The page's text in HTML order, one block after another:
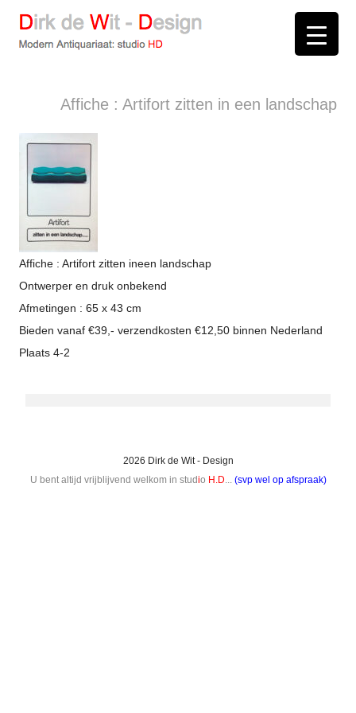
Dirk de Wit - Design
Modern Antiquariaat: studio HD
Affiche : Artifort zitten in een landschap
Affiche : Artifort zitten ineen landschap
Ontwerper en druk onbekend
Afmetingen : 65 x 43 cm
Bieden vanaf €39,- verzendkosten €12,50 binnen Nederland
Plaats 4-2
2026 Dirk de Wit - Design
U bent altijd vrijblijvend welkom in studio H.D... (svp wel op afspraak)